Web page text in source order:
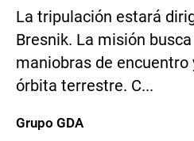
La tripulación estará
Bresnik. La misión
maniobras de
órbita terrestre. C...
Grupo GDA